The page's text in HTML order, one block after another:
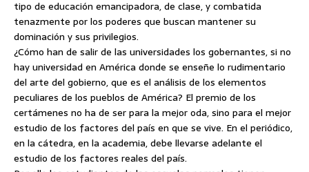
tipo de educación emancipadora, de clase, y combatida
tenazmente por los poderes que buscan mantener su
dominación y sus privilegios.
¿Cómo han de salir de las universidades los gobernantes, si no
hay universidad en América donde se enseñe lo rudimentario
del arte del gobierno, que es el análisis de los elementos
peculiares de los pueblos de América? El premio de los
certámenes no ha de ser para la mejor oda, sino para el mejor
estudio de los factores del país en que se vive. En el periódico,
en la cátedra, en la academia, debe llevarse adelante el
estudio de los factores reales del país.